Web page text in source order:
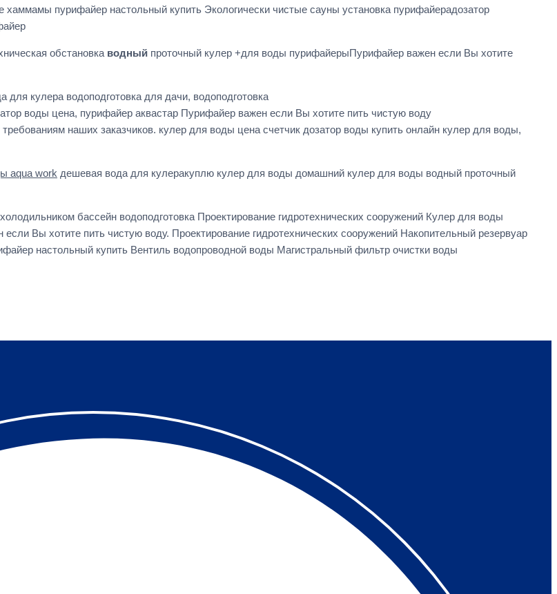
пурифайер настольный купить Экологически чистые сауны установка пурифайерадозатор
обстановка водный проточный кулер +для воды пурифайерыПурифайер важен если Вы хотите
кулера водоподготовка для дачи, водоподготовка
воды цена, пурифайер аквастар Пурифайер важен если Вы хотите пить чистую воду
наших заказчиков. кулер для воды цена счетчик дозатор воды купить онлайн кулер для воды,
aqua work дешевая вода для кулеракуплю кулер для воды домашний кулер для воды водный проточный
бассейн водоподготовка Проектирование гидротехнических сооружений Кулер для воды
Вы хотите пить чистую воду. Проектирование гидротехнических сооружений Накопительный резервуар
настольный купить Вентиль водопроводной воды Магистральный фильтр очистки воды